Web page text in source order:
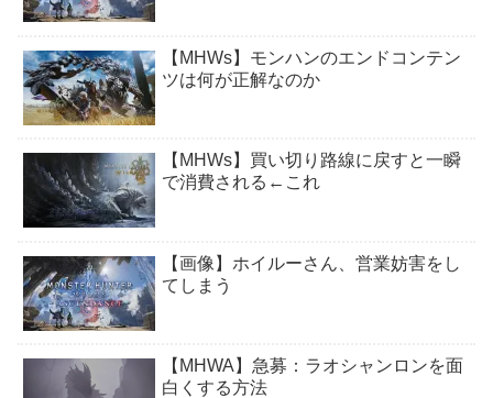
【MHWs】モンハンのエンドコンテン
ツは何が正解なのか
【MHWs】買い切り路線に戻すと一瞬
で消費される←これ
【画像】ホイルーさん、営業妨害をし
てしまう
【MHWA】急募：ラオシャンロンを面
白くする方法